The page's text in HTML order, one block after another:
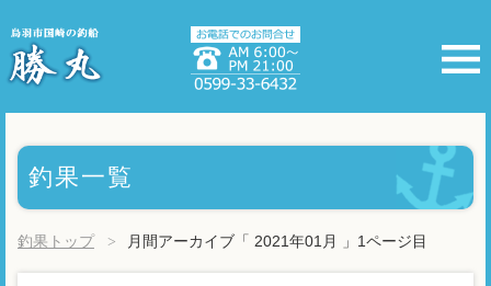
釣果一覧
釣果トップ 月間アーカイブ「 2021年01月 」1ページ目